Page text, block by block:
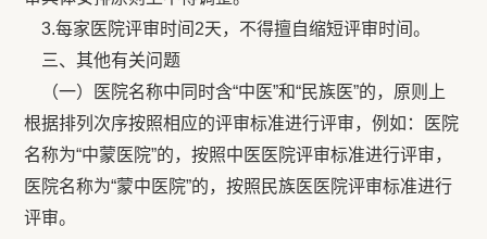
3.每家医院评审时间2天，不得擅自缩短评审时间。
三、其他有关问题
（一）医院名称中同时含“中医”和“民族医”的，原则上
根据排列次序按照相应的评审标准进行评审，例如：医院
名称为“中蒙医院”的，按照中医医院评审标准进行评审，
医院名称为“蒙中医院”的，按照民族医医院评审标准进行
评审。